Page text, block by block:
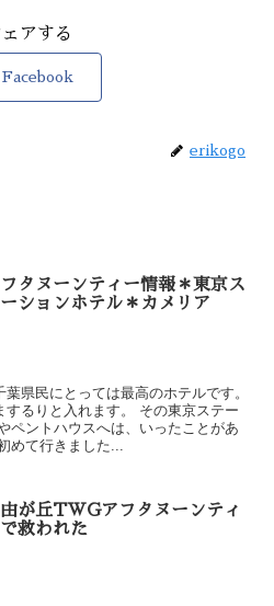
ェアする
Facebook
erikogo
タヌーンティー情報＊東京ス
ションホテル＊カメリア
県民にとっては最高のホテルです。
るりと入れます。 その東京ステー
ペントハウスへは、いったことがあ
めて行きました...
由が丘TWGアフタヌーンティ
救われた